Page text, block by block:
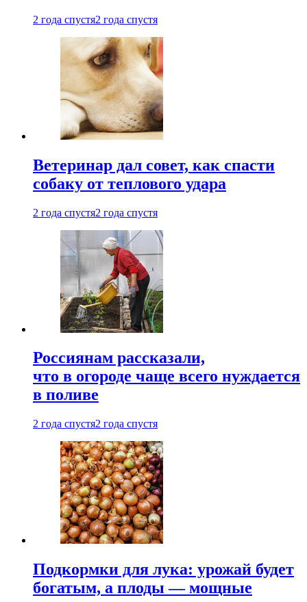
2 года спустя2 года спустя
Ветеринар дал совет, как спасти
собаку от теплового удара
2 года спустя2 года спустя
Россиянам рассказали,
что в огороде чаще всего нуждается
в поливе
2 года спустя2 года спустя
Подкормки для лука: урожай будет
богатым, а плоды — мощные